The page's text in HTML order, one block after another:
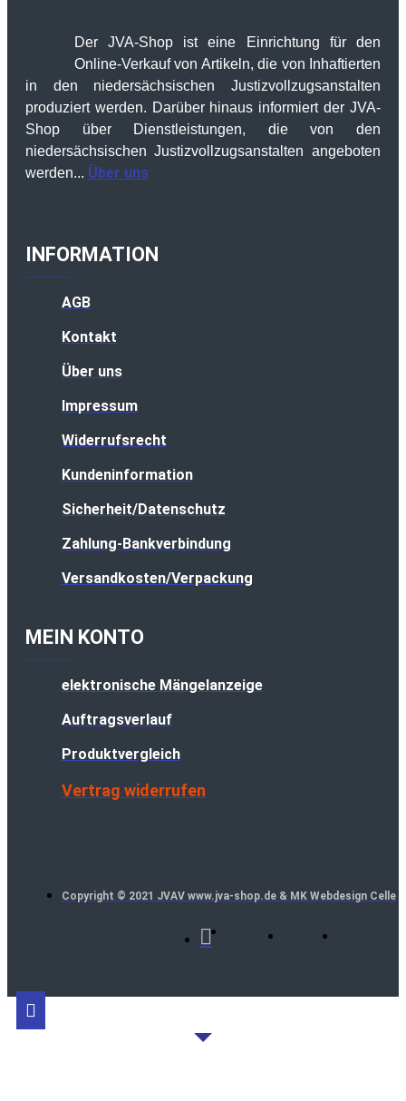
Der JVA-Shop ist eine Einrichtung für den
Online-Verkauf von Artikeln, die von Inhaftierten
in den niedersächsischen Justizvollzugsanstalten
produziert werden. Darüber hinaus informiert der JVA-
Shop über Dienstleistungen, die von den
niedersächsischen Justizvollzugsanstalten angeboten
werden... Über uns
INFORMATION
AGB
Kontakt
Über uns
Impressum
Widerrufsrecht
Kundeninformation
Sicherheit/Datenschutz
Zahlung-Bankverbindung
Versandkosten/Verpackung
MEIN KONTO
elektronische Mängelanzeige
Auftragsverlauf
Produktvergleich
Vertrag widerrufen
Copyright © 2021 JVAV www.jva-shop.de & MK Webdesign Celle